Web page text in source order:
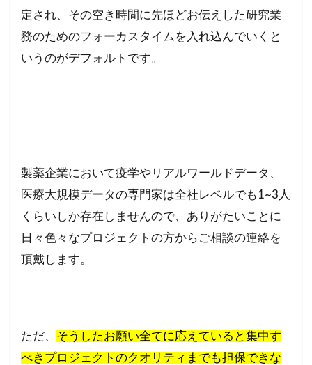
定され、その空き時間に先ほどお伝えした研究業
務のためのフォーカスタイムを入れ込んでいくと
いうのがデフォルトです。
製薬企業において疫学やリアルワールドデータ、
医療大規模データの専門家は全社レベルでも1~3人
くらいしか存在しませんので、ありがたいことに
日々色々なプロジェクトの方からご相談の連絡を
頂戴します。
ただ、 そうしたお願い全てに応えていると集中す
べきプロジェクトのクオリティまでも担保できな